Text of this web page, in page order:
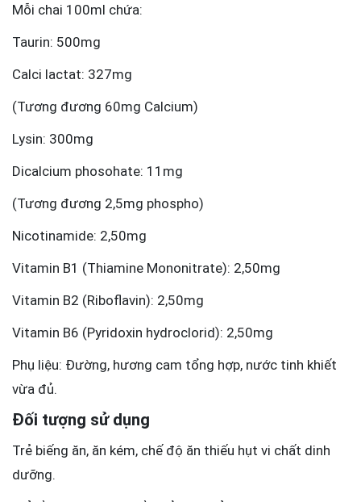
Mỗi chai 100ml chứa:
Taurin: 500mg
Calci lactat: 327mg
(Tương đương 60mg Calcium)
Lysin: 300mg
Dicalcium phosohate: 11mg
(Tương đương 2,5mg phospho)
Nicotinamide: 2,50mg
Vitamin B1 (Thiamine Mononitrate): 2,50mg
Vitamin B2 (Riboflavin): 2,50mg
Vitamin B6 (Pyridoxin hydroclorid): 2,50mg
Phụ liệu: Đường, hương cam tổng hợp, nước tinh khiết
vừa đủ.
Đối tượng sử dụng
Trẻ biếng ăn, ăn kém, chế độ ăn thiếu hụt vi chất dinh
dưỡng.